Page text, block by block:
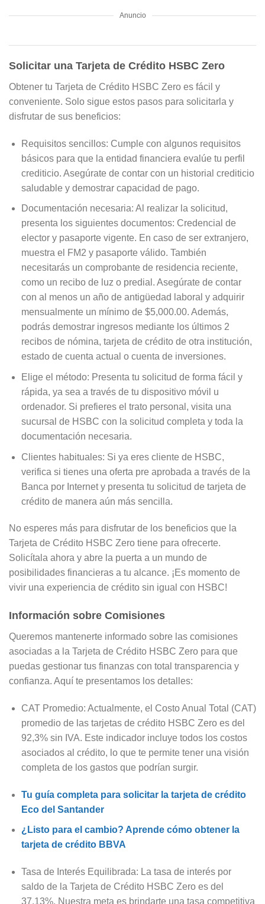
Anuncio
Solicitar una Tarjeta de Crédito HSBC Zero
Obtener tu Tarjeta de Crédito HSBC Zero es fácil y
conveniente. Solo sigue estos pasos para solicitarla y
disfrutar de sus beneficios:
Requisitos sencillos: Cumple con algunos requisitos
básicos para que la entidad financiera evalúe tu perfil
crediticio. Asegúrate de contar con un historial crediticio
saludable y demostrar capacidad de pago.
Documentación necesaria: Al realizar la solicitud,
presenta los siguientes documentos: Credencial de
elector y pasaporte vigente. En caso de ser extranjero,
muestra el FM2 y pasaporte válido. También
necesitarás un comprobante de residencia reciente,
como un recibo de luz o predial. Asegúrate de contar
con al menos un año de antigüedad laboral y adquirir
mensualmente un mínimo de $5,000.00. Además,
podrás demostrar ingresos mediante los últimos 2
recibos de nómina, tarjeta de crédito de otra institución,
estado de cuenta actual o cuenta de inversiones.
Elige el método: Presenta tu solicitud de forma fácil y
rápida, ya sea a través de tu dispositivo móvil u
ordenador. Si prefieres el trato personal, visita una
sucursal de HSBC con la solicitud completa y toda la
documentación necesaria.
Clientes habituales: Si ya eres cliente de HSBC,
verifica si tienes una oferta pre aprobada a través de la
Banca por Internet y presenta tu solicitud de tarjeta de
crédito de manera aún más sencilla.
No esperes más para disfrutar de los beneficios que la
Tarjeta de Crédito HSBC Zero tiene para ofrecerte.
Solicítala ahora y abre la puerta a un mundo de
posibilidades financieras a tu alcance. ¡Es momento de
vivir una experiencia de crédito sin igual con HSBC!
Información sobre Comisiones
Queremos mantenerte informado sobre las comisiones
asociadas a la Tarjeta de Crédito HSBC Zero para que
puedas gestionar tus finanzas con total transparencia y
confianza. Aquí te presentamos los detalles:
CAT Promedio: Actualmente, el Costo Anual Total (CAT)
promedio de las tarjetas de crédito HSBC Zero es del
92,3% sin IVA. Este indicador incluye todos los costos
asociados al crédito, lo que te permite tener una visión
completa de los gastos que podrían surgir.
Tu guía completa para solicitar la tarjeta de crédito
Eco del Santander
¿Listo para el cambio? Aprende cómo obtener la
tarjeta de crédito BBVA
Tasa de Interés Equilibrada: La tasa de interés por
saldo de la Tarjeta de Crédito HSBC Zero es del
37.13%. Nuestra meta es brindarte una tasa competitiva